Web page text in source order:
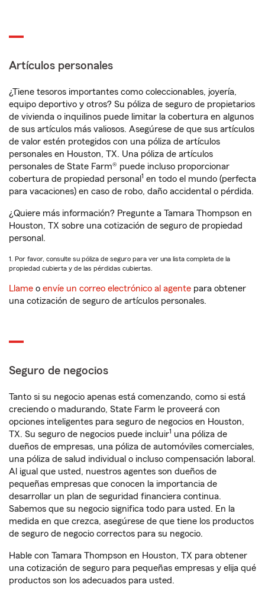
Artículos personales
¿Tiene tesoros importantes como coleccionables, joyería,
equipo deportivo y otros? Su póliza de seguro de propietarios
de vivienda o inquilinos puede limitar la cobertura en algunos
de sus artículos más valiosos. Asegúrese de que sus artículos
de valor estén protegidos con una póliza de artículos
personales en Houston, TX. Una póliza de artículos
personales de State Farm® puede incluso proporcionar
cobertura de propiedad personal 1 en todo el mundo (perfecta
para vacaciones) en caso de robo, daño accidental o pérdida.
¿Quiere más información? Pregunte a Tamara Thompson en
Houston, TX sobre una cotización de seguro de propiedad
personal.
1. Por favor, consulte su póliza de seguro para ver una lista completa de la
propiedad cubierta y de las pérdidas cubiertas.
Llame o envíe un correo electrónico al agente para obtener
una cotización de seguro de artículos personales.
Seguro de negocios
Tanto si su negocio apenas está comenzando, como si está
creciendo o madurando, State Farm le proveerá con
opciones inteligentes para seguro de negocios en Houston,
TX. Su seguro de negocios puede incluir1 una póliza de
dueños de empresas, una póliza de automóviles comerciales,
una póliza de salud individual o incluso compensación laboral.
Al igual que usted, nuestros agentes son dueños de
pequeñas empresas que conocen la importancia de
desarrollar un plan de seguridad financiera continua.
Sabemos que su negocio significa todo para usted. En la
medida en que crezca, asegúrese de que tiene los productos
de seguro de negocio correctos para su negocio.
Hable con Tamara Thompson en Houston, TX para obtener
una cotización de seguro para pequeñas empresas y elija qué
productos son los adecuados para usted.